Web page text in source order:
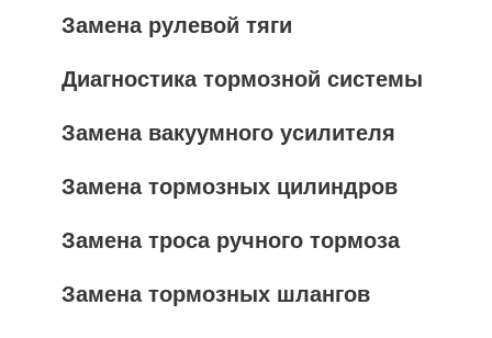
Замена рулевой тяги
Диагностика тормозной системы
Замена вакуумного усилителя
Замена тормозных цилиндров
Замена троса ручного тормоза
Замена тормозных шлангов